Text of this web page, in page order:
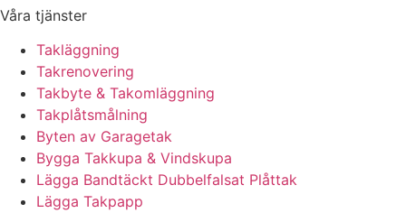
Våra tjänster
Takläggning
Takrenovering
Takbyte & Takomläggning
Takplåtsmålning
Byten av Garagetak
Bygga Takkupa & Vindskupa
Lägga Bandtäckt Dubbelfalsat Plåttak
Lägga Takpapp